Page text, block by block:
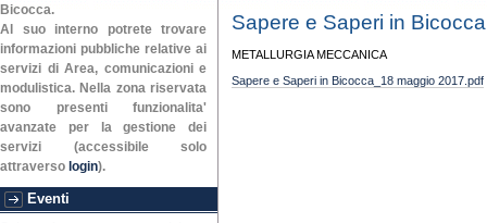
Bicocca.
Al suo interno potrete trovare
informazioni pubbliche relative ai
servizi di Area, comunicazioni e
modulistica. Nella zona riservata
sono presenti funzionalita'
avanzate per la gestione dei
servizi (accessibile solo
attraverso login).
Eventi
Sapere e Saperi in Bicocca
METALLURGIA MECCANICA
Sapere e Saperi in Bicocca_18 maggio 2017.pdf